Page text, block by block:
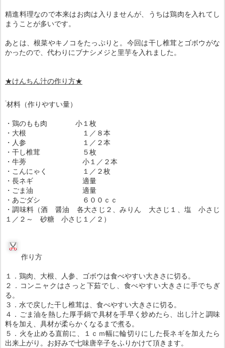
精進料理なので本来はお肉は入りませんが、うちは鶏肉を入れてし
まうことが多いです。
あとは、根菜やキノコをたっぷりと。今回は干し椎茸とゴボウがな
かったので、代わりにブナシメジと里芋を入れました。
★けんちん汁の作り方★
材料（作りやすい量）
・鶏のもも肉 小１枚
・大根 １／８本
・人参 １／２本
・干し椎茸 ５枚
・牛蒡 小１／２本
・こんにゃく １／２枚
・長ネギ 適量
・ごま油 適量
・あごダシ ６００ｃｃ
・調味料（酒 醤油 各大さじ２、みりん 大さじ１、塩 小さじ
１／２～ 砂糖 小さじ１／２）
作り方
１．鶏肉、大根、人参、ゴボウは食べやすい大きさに切る。
２．コンニャクはさっと下茹でし、食べやすい大きさに手でちぎ
る。
３．水で戻した干し椎茸は、食べやすい大きさに切る。
４．ごま油を熱した厚手鍋で具材を手早く炒めたら、出し汁と調味
料を加え、具材が柔らかくなるまで煮る。
５．火を止める直前に、１ｃｍ幅に輪切りにした長ネギを加えたら
出来上がり。お好みで七味唐辛子をふりかけて頂きます。